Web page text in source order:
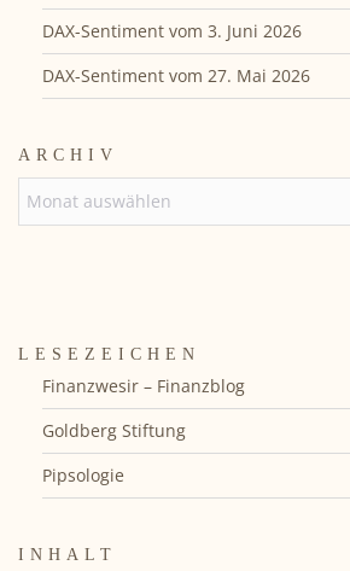
DAX-Sentiment vom 3. Juni 2026
DAX-Sentiment vom 27. Mai 2026
ARCHIV
LESEZEICHEN
Finanzwesir – Finanzblog
Goldberg Stiftung
Pipsologie
INHALT